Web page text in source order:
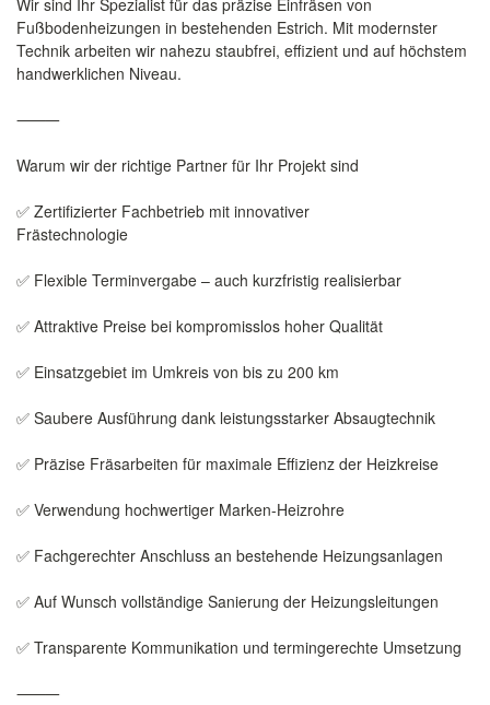
Wir sind Ihr Spezialist für das präzise Einfräsen von
Fußbodenheizungen in bestehenden Estrich. Mit modernster
Technik arbeiten wir nahezu staubfrei, effizient und auf höchstem
handwerklichen Niveau.
⸻
Warum wir der richtige Partner für Ihr Projekt sind
✅ Zertifizierter Fachbetrieb mit innovativer
Frästechnologie
✅ Flexible Terminvergabe – auch kurzfristig realisierbar
✅ Attraktive Preise bei kompromisslos hoher Qualität
✅ Einsatzgebiet im Umkreis von bis zu 200 km
✅ Saubere Ausführung dank leistungsstarker Absaugtechnik
✅ Präzise Fräsarbeiten für maximale Effizienz der Heizkreise
✅ Verwendung hochwertiger Marken-Heizrohre
✅ Fachgerechter Anschluss an bestehende Heizungsanlagen
✅ Auf Wunsch vollständige Sanierung der Heizungsleitungen
✅ Transparente Kommunikation und termingerechte Umsetzung
⸻